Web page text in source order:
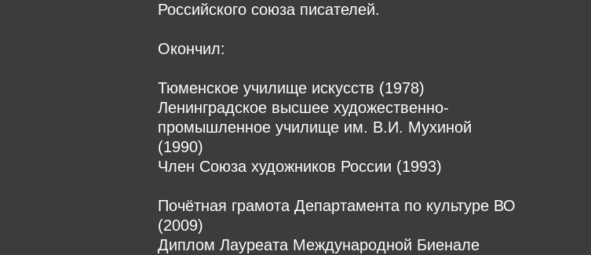
Российского союза писателей.
Окончил:
Тюменское училище искусств (1978)
Ленинградское высшее художественно-
промышленное училище им. В.И. Мухиной
(1990)
Член Союза художников России (1993)
Почётная грамота Департамента по культуре ВО
(2009)
Диплом Лауреата Международной Биенале